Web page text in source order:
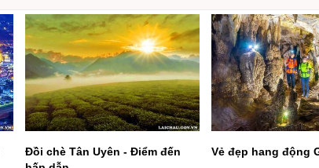
Đồi chè Tân Uyên - Điểm đến
Vẻ đẹp hang động